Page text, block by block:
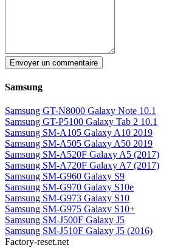
Envoyer un commentaire
Samsung
Samsung GT-N8000 Galaxy Note 10.1
Samsung GT-P5100 Galaxy Tab 2 10.1
Samsung SM-A105 Galaxy A10 2019
Samsung SM-A505 Galaxy A50 2019
Samsung SM-A520F Galaxy A5 (2017)
Samsung SM-A720F Galaxy A7 (2017)
Samsung SM-G960 Galaxy S9
Samsung SM-G970 Galaxy S10e
Samsung SM-G973 Galaxy S10
Samsung SM-G975 Galaxy S10+
Samsung SM-J500F Galaxy J5
Samsung SM-J510F Galaxy J5 (2016)
Factory-reset.net